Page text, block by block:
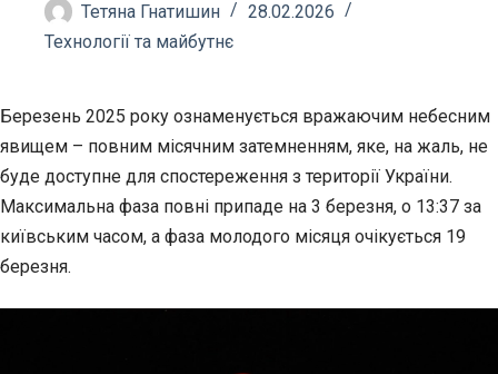
Тетяна Гнатишин
28.02.2026
Технології та майбутнє
Березень 2025 року ознаменується вражаючим небесним
явищем – повним місячним затемненням, яке, на жаль, не
буде доступне для спостереження з території України.
Максимальна фаза повні припаде на 3 березня, о 13:37 за
київським часом, а фаза молодого місяця очікується 19
березня.